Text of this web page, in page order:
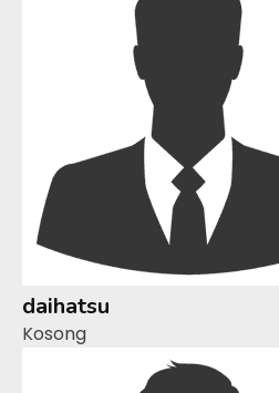
daihatsu
Kosong